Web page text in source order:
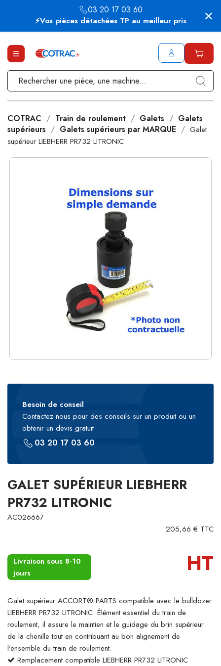
⚡Vos pièces détachées TP au meilleur prix
03 20 17 03 60
COTRAC Train de roulement Galets
Galets
supérieurs
Galets supérieurs par MARQUE
Galet
supérieur LIEBHERR PR732 LITRONIC
Besoin de conseil
Contactez-nous pour des conseils sur un produit ou un
obtenir un devis gratuit
03 20 17 03 60
GALET SUPÉRIEUR LIEBHERR
PR732 LITRONIC
AC026667
205,66 € TTC
Livraison sous 8-10
jours
HT
Galet supérieur ACCORT® PARTS compatible avec le bulldozer
LIEBHERR PR732 LITRONIC. Élément essentiel du train de
roulement, il assure le maintien et le guidage du brin supérieur
de la chenille tout en contribuant au bon alignement de
l'ensemble du train de roulement.
Remplacement compatible LIEBHERR PR732 LITRONIC